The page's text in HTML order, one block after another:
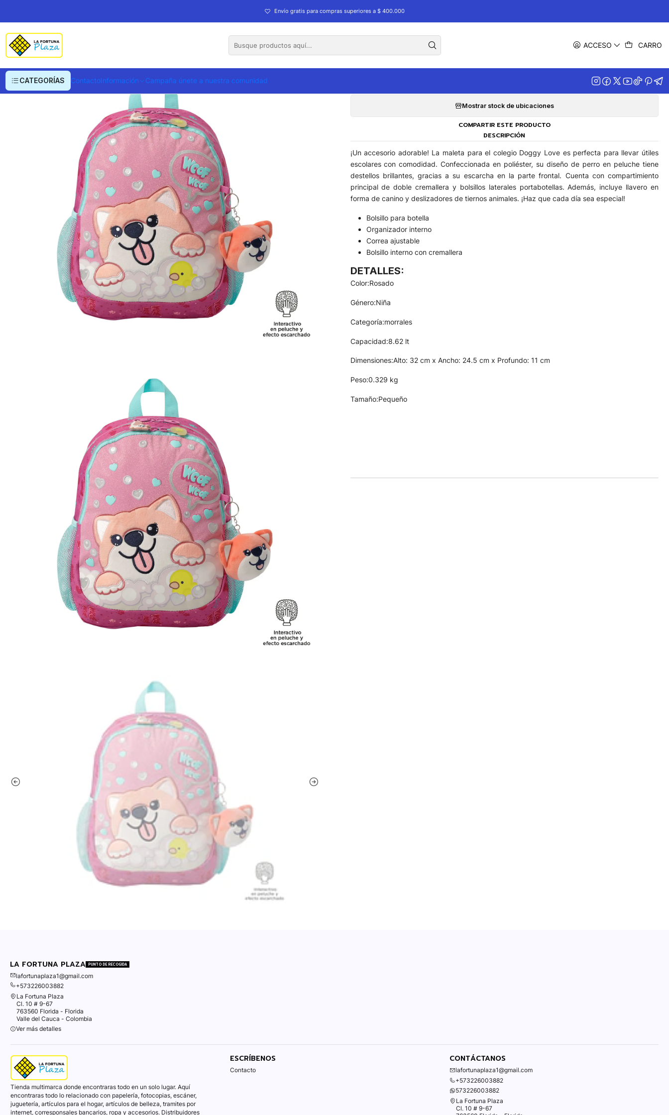
ACCESO CARRO
CATEGORÍAS ContactoInformación Campaña únete a nuestra comunidad
Envío gratis para compras superiores a $ 400.000
MORRAL TOTTO DOGGY LOVE S
MORRAL TOTTO DOGGY LOVE S
Mostrar stock de ubicaciones
COMPARTIR ESTE PRODUCTO
DESCRIPCIÓN
¡Un accesorio adorable! La maleta para el colegio Doggy Love es perfecta para llevar útiles
escolares con comodidad. Confeccionada en poliéster, su diseño de perro en peluche tiene
destellos brillantes, gracias a su escarcha en la parte frontal. Cuenta con compartimiento
principal de doble cremallera y bolsillos laterales portabotellas. Además, incluye llavero en
forma de canino y deslizadores de tiernos animales. ¡Haz que cada día sea especial!
Bolsillo para botella
Organizador interno
Correa ajustable
Bolsillo interno con cremallera
DETALLES:
Color:Rosado
Género:Niña
Categoría:morrales
Capacidad:8.62 lt
Dimensiones:Alto: 32 cm x Ancho: 24.5 cm x Profundo: 11 cm
Peso:0.329 kg
Tamaño:Pequeño
LA FORTUNA PLAZA PUNTO DE RECOGIDA
lafortunaplaza1@gmail.com
+573226003882
La Fortuna Plaza
Cl. 10 # 9-67
763560 Florida - Florida
Valle del Cauca - Colombia
Ver más detalles
Tienda multimarca donde encontraras todo en un solo lugar. Aquí
encontraras todo lo relacionado con papelería, fotocopias, escáner,
juguetería, artículos para el hogar, artículos de belleza, tramites por
internet, corresponsales bancarios, ropa y accesorios. Distribuidores
ESCRÍBENOS
Contacto
CONTÁCTANOS
lafortunaplaza1@gmail.com
+573226003882
573226003882
La Fortuna Plaza
Cl. 10 # 9-67